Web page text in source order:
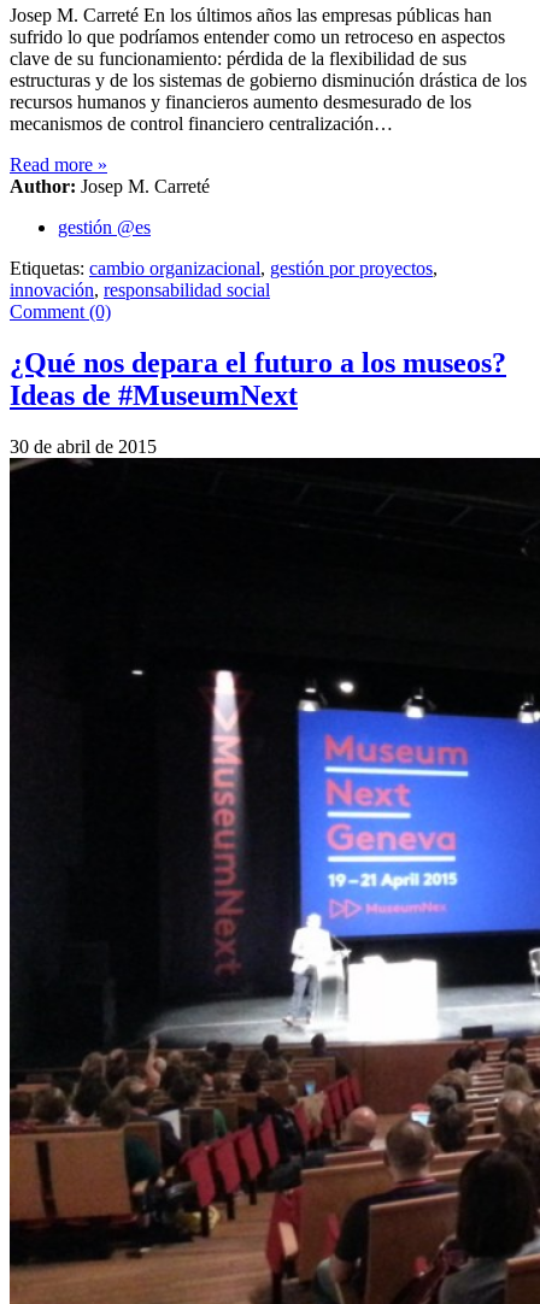
Josep M. Carreté En los últimos años las empresas públicas han
sufrido lo que podríamos entender como un retroceso en aspectos
clave de su funcionamiento: pérdida de la flexibilidad de sus
estructuras y de los sistemas de gobierno disminución drástica de los
recursos humanos y financieros aumento desmesurado de los
mecanismos de control financiero centralización…
Read more »
Author: Josep M. Carreté
gestión @es
Etiquetas: cambio organizacional, gestión por proyectos,
innovación, responsabilidad social
Comment (0)
¿Qué nos depara el futuro a los museos?
Ideas de #MuseumNext
30 de abril de 2015